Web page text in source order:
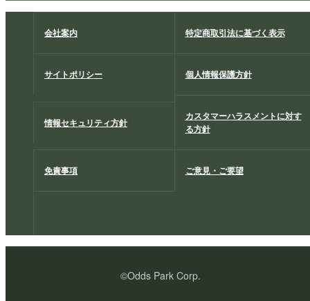
会社案内 特定商取引法に基づく表示
サイトポリシー 個人情報保護方針
情報セキュリティ方針
カスタマーハラスメントに対す
る方針
免責事項 ご意見・ご要望
©Odds Park Corp.